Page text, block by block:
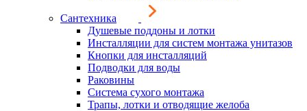
Сантехника
Душевые поддоны и лотки
Инсталляции для систем монтажа унитазов
Кнопки для инсталляций
Подводки для воды
Раковины
Система сухого монтажа
Трапы, лотки и отводящие желоба